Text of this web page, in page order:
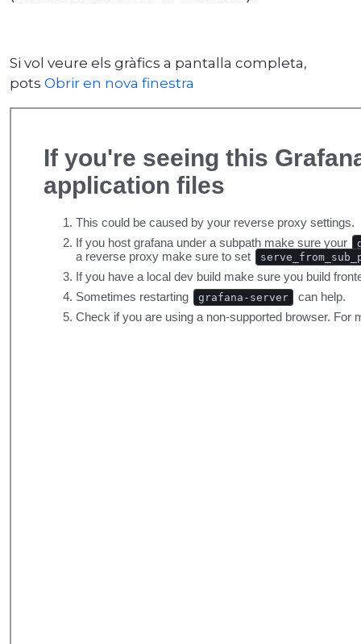
Si vol veure els gràfics a pantalla completa,
pots Obrir en nova finestra